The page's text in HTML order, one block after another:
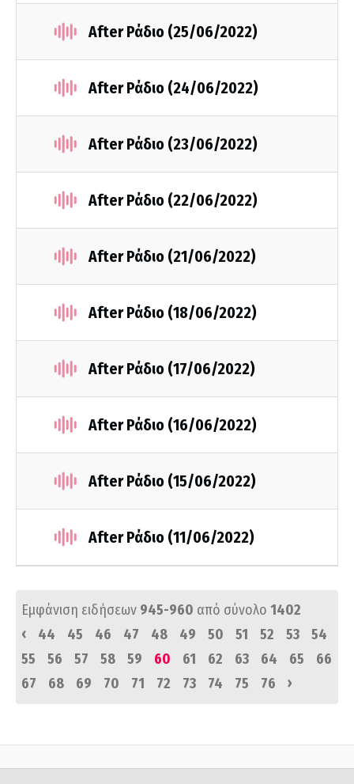
After Ράδιο (25/06/2022)
After Ράδιο (24/06/2022)
After Ράδιο (23/06/2022)
After Ράδιο (22/06/2022)
After Ράδιο (21/06/2022)
After Ράδιο (18/06/2022)
After Ράδιο (17/06/2022)
After Ράδιο (16/06/2022)
After Ράδιο (15/06/2022)
After Ράδιο (11/06/2022)
Εμφάνιση ειδήσεων 945-960 από σύνολο 1402
‹
44 45 46 47 48 49 50 51 52 53
54
55
56 57 58 59 60 61 62 63 64 65
66
67
68 69 70 71 72 73 74 75 76 ›